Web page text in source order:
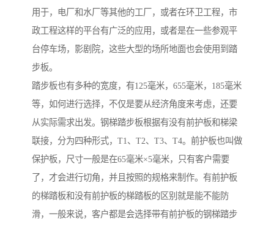
用于，电厂和水厂等其他的工厂，或者在环卫工程，市
政工程这样的平台有广泛的应用，或者是在一些参观平
台停车场，影剧院，这些大型的场所地面也会使用到踏
步板。
踏步板也有多种的宽度，有125毫米，655毫米，185毫米
等，如何进行选择，不仅是要从经济角度来考虑，还要
从实际需求出发。钢梯踏步板根据有没有前护板和梯梁
联接，分为四种形式，T1、T2、T3、T4。前护板也叫做
保护板，尺寸一般是在65毫米×5毫米，只有客户需要
了，才会进行切角，并且按照的规格来制作。有前护板
的梯踏板和没有前护板的梯踏板的区别就是能不能防
滑，一般来说，客户都是会选择带有前护板的钢梯踏步